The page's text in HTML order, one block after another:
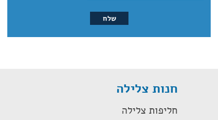
חנות צלילה
חליפות צלילה